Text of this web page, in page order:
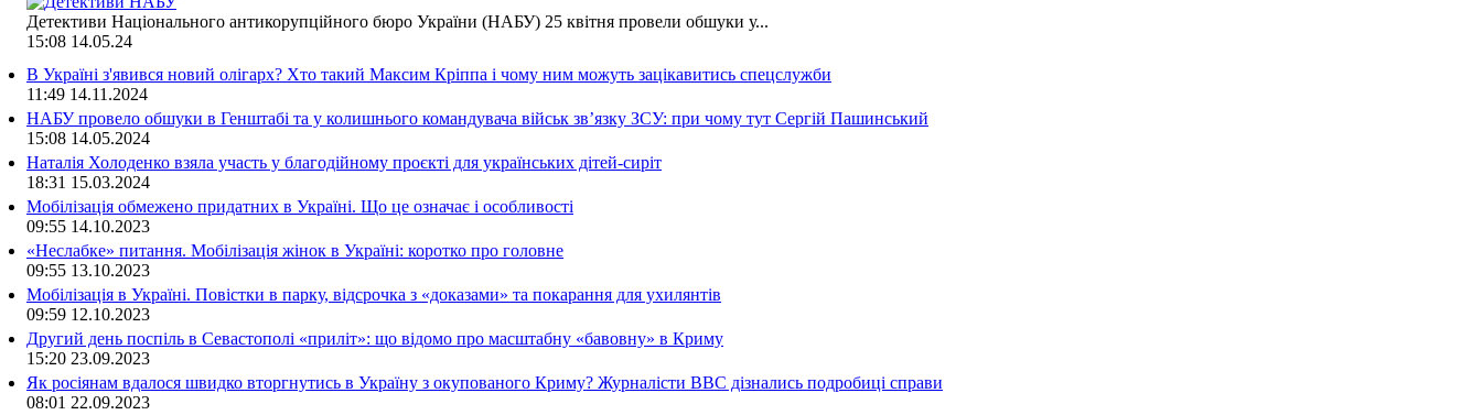
Детективи Національного антикорупційного бюро України (НАБУ) 25 квітня провели обшуки у...
15:08 14.05.24
В Україні з'явився новий олігарх? Хто такий Максим Кріппа і чому ним можуть зацікавитись спецслужби
11:49 14.11.2024
НАБУ провело обшуки в Генштабі та у колишнього командувача військ зв’язку ЗСУ: при чому тут Сергій Пашинський
15:08 14.05.2024
Наталія Холоденко взяла участь у благодійному проєкті для українських дітей-сиріт
18:31 15.03.2024
Мобілізація обмежено придатних в Україні. Що це означає і особливості
09:55 14.10.2023
«Неслабке» питання. Мобілізація жінок в Україні: коротко про головне
09:55 13.10.2023
Мобілізація в Україні. Повістки в парку, відсрочка з «доказами» та покарання для ухилянтів
09:59 12.10.2023
Другий день поспіль в Севастополі «приліт»: що відомо про масштабну «бавовну» в Криму
15:20 23.09.2023
Як росіянам вдалося швидко вторгнутись в Україну з окупованого Криму? Журналісти ВВС дізнались подробиці справи
08:01 22.09.2023